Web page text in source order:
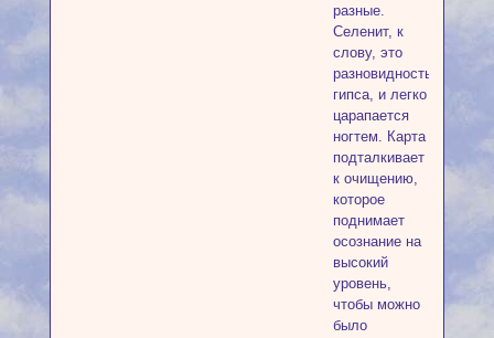
разные.
Селенит, к
слову, это
разновидность
гипса, и легко
царапается
ногтем. Карта
подталкивает
к очищению,
которое
поднимает
осознание на
высокий
уровень,
чтобы можно
было